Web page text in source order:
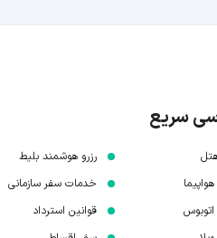
سریع
رزرو هوشمند بلیط
خدمات سفر سازمانی
قوانین استرداد